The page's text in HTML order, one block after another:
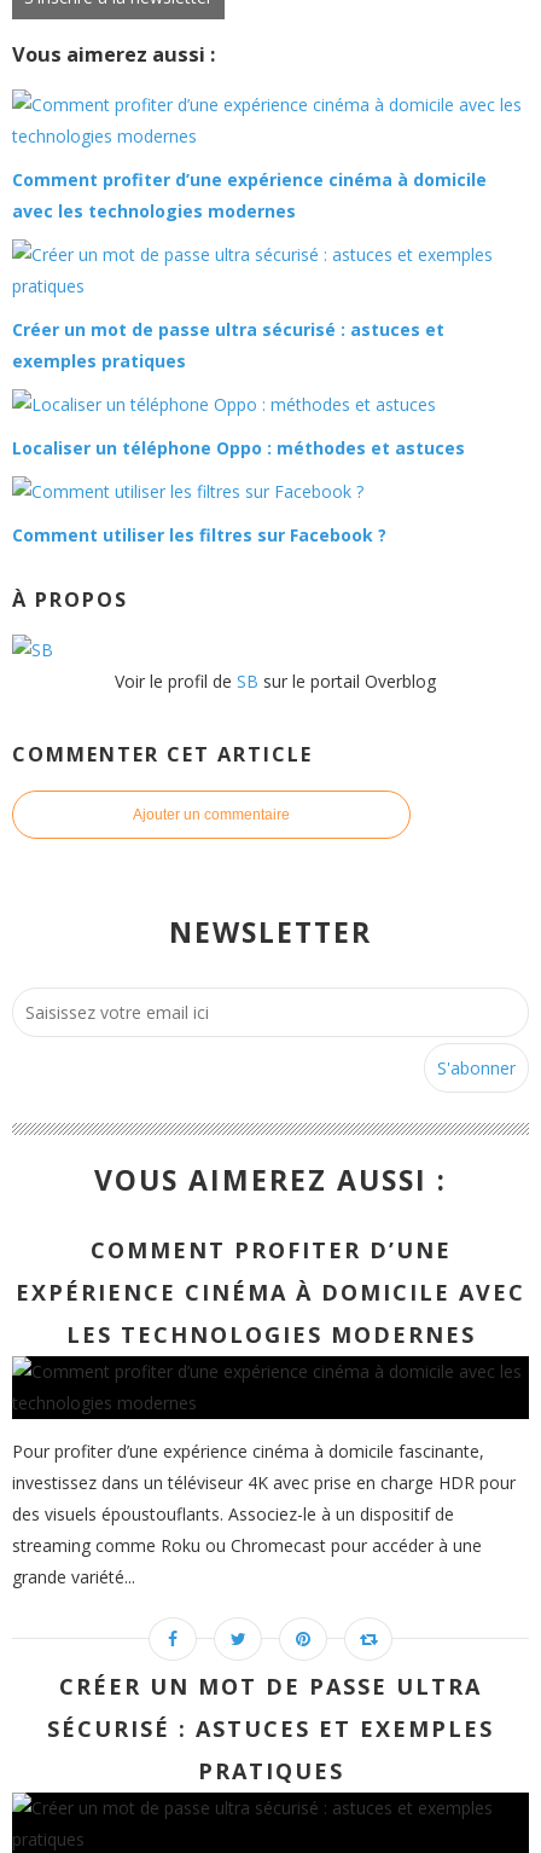
Vous aimerez aussi :
Comment profiter d’une expérience cinéma à domicile
avec les technologies modernes
Créer un mot de passe ultra sécurisé : astuces et
exemples pratiques
Localiser un téléphone Oppo : méthodes et astuces
Comment utiliser les filtres sur Facebook ?
À PROPOS
Voir le profil de SB sur le portail Overblog
COMMENTER CET ARTICLE
Ajouter un commentaire
NEWSLETTER
VOUS AIMEREZ AUSSI :
COMMENT PROFITER D’UNE
EXPÉRIENCE CINÉMA À DOMICILE AVEC
LES TECHNOLOGIES MODERNES
Pour profiter d’une expérience cinéma à domicile fascinante,
investissez dans un téléviseur 4K avec prise en charge HDR pour
des visuels époustouflants. Associez-le à un dispositif de
streaming comme Roku ou Chromecast pour accéder à une
grande variété...
CRÉER UN MOT DE PASSE ULTRA
SÉCURISÉ : ASTUCES ET EXEMPLES
PRATIQUES